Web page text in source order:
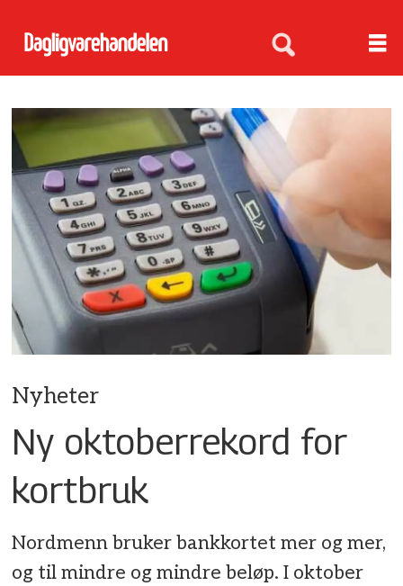
Nyheter
Ny oktoberrekord for
kortbruk
Nordmenn bruker bankkortet mer og mer,
og til mindre og mindre beløp. I oktober